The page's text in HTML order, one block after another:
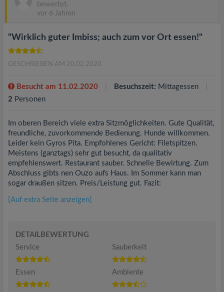
bewertet.
vor 6 Jahren
"Wirklich guter Imbiss; auch zum vor Ort essen!"
GESCHRIEBEN AM 20.02.2020
Besucht am 11.02.2020 Besuchszeit: Mittagessen
2 Personen
Im oberen Bereich viele extra Sitzmöglichkeiten. Gute Qualität,
freundliche, zuvorkommende Bedienung. Hunde willkommen.
Leider kein Gyros Pita. Empfohlenes Gericht: Filetspitzen.
Meistens (ganztags) sehr gut besucht, da qualitativ
empfehlenswert. Restaurant sauber. Schnelle Bewirtung. Zum
Abschluss gibts nen Ouzo aufs Haus. Im Sommer kann man
sogar draußen sitzen. Preis/Leistung gut. Fazit:
[Auf extra Seite anzeigen]
DETAILBEWERTUNG
Service
Sauberkeit
Essen Ambiente